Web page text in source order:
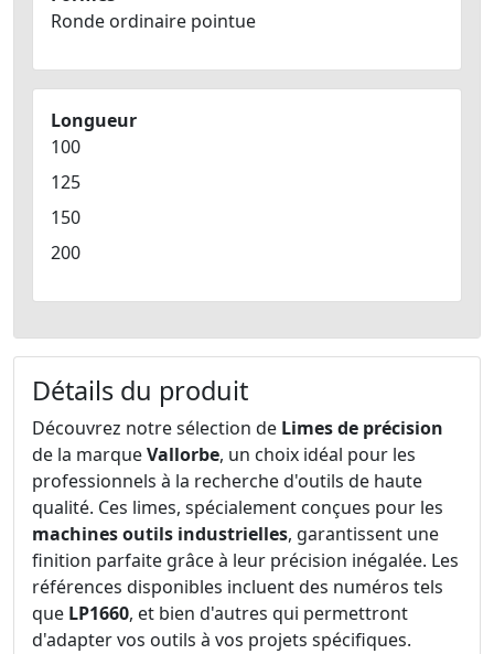
Ronde ordinaire pointue
Longueur
100
125
150
200
Détails du produit
Découvrez notre sélection de Limes de précision
de la marqueVallorbe, un choix idéal pour les
professionnels à la recherche d'outils de haute
qualité. Ces limes, spécialement conçues pour les
machines outils industrielles, garantissent une
finition parfaite grâce à leur précision inégalée. Les
références disponibles incluent des numéros tels
que LP1660, et bien d'autres qui permettront
d'adapter vos outils à vos projets spécifiques.